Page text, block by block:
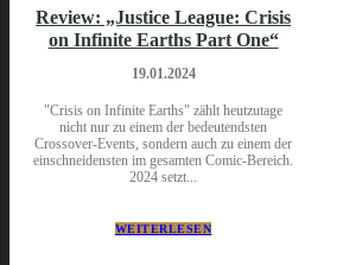
Review: „Justice League: Crisis
on Infinite Earths Part One“
19.01.2024
"Crisis on Infinite Earths" zählt heutzutage
nicht nur zu einem der bedeutendsten
Crossover-Events, sondern auch zu einem der
einschneidensten im gesamten Comic-Bereich.
2024 setzt...
WEITERLESEN